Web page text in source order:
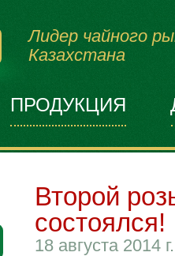
Лидер чайного
Казахстана
ПРОДУКЦИЯ
Второй
состоялся!
18 августа 2014 г.